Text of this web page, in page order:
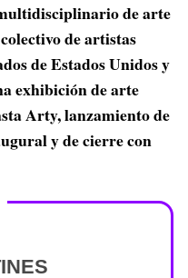
de arte
de artistas
de Estados Unidos y
exhibición de arte
Arty, lanzamiento de
y de cierre con